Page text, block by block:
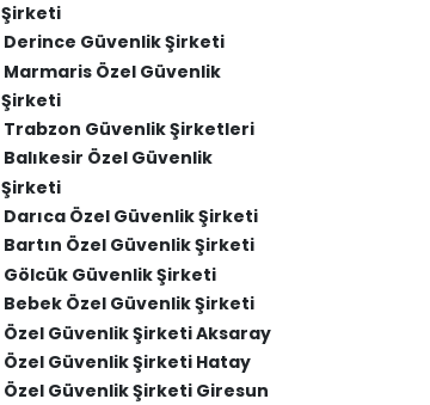
Şirketi
Derince Güvenlik Şirketi
Marmaris Özel Güvenlik
Şirketi
Trabzon Güvenlik Şirketleri
Balıkesir Özel Güvenlik
Şirketi
Darıca Özel Güvenlik Şirketi
Bartın Özel Güvenlik Şirketi
Gölcük Güvenlik Şirketi
Bebek Özel Güvenlik Şirketi
Özel Güvenlik Şirketi Aksaray
Özel Güvenlik Şirketi Hatay
Özel Güvenlik Şirketi Giresun